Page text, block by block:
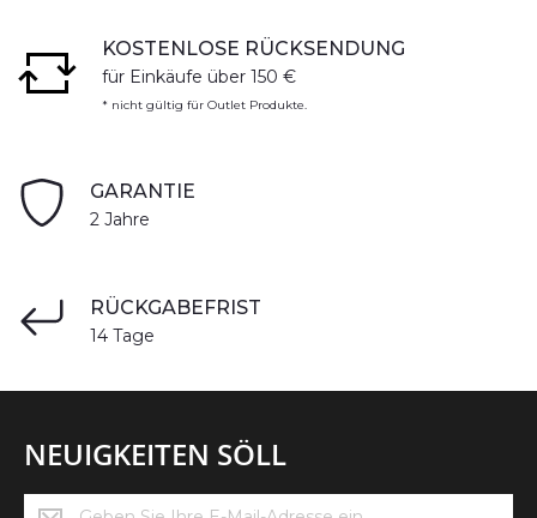
KOSTENLOSE RÜCKSENDUNG
für Einkäufe über 150 €
* nicht gültig für Outlet Produkte.
GARANTIE
2 Jahre
RÜCKGABEFRIST
14 Tage
NEUIGKEITEN SÖLL
Neuigkeiten